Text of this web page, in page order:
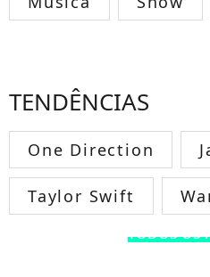
TENDÊNCIAS
One Direction
Taylor Swift
TODOS OS